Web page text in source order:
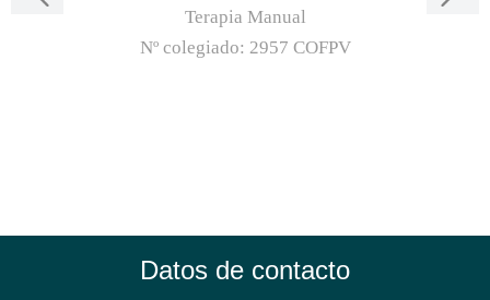
Terapia Manual
Nº colegiado: 2957 COFPV
Datos de contacto